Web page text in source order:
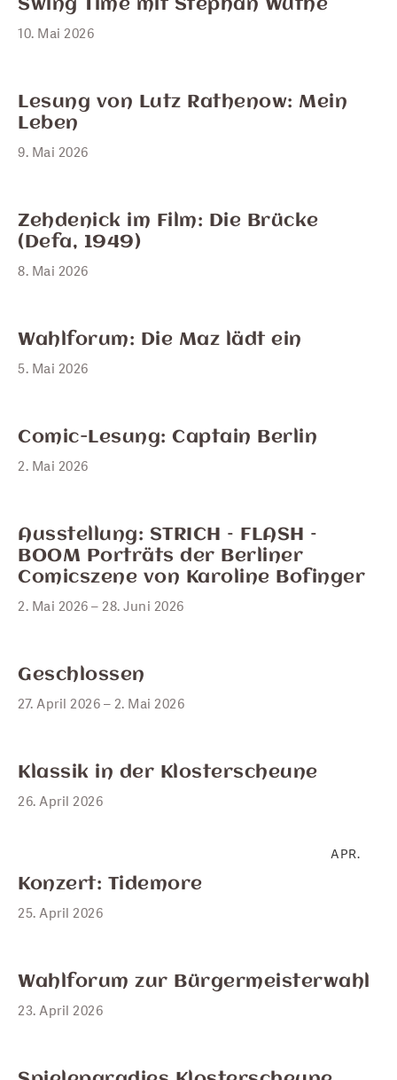
10
Swing Time mit Stephan Wuthe
10. Mai 2026
9
Lesung von Lutz Rathenow: Mein
Leben
9. Mai 2026
Zehdenick im Film: Die Brücke
(Defa, 1949)
8. Mai 2026
Wahlforum: Die Maz lädt ein
5. Mai 2026
2
Comic-Lesung: Captain Berlin
2. Mai 2026
Ausstellung: STRICH – FLASH –
BOOM Porträts der Berliner
Comicszene von Karoline Bofinger
2. Mai 2026 – 28. Juni 2026
27
Geschlossen
27. April 2026 – 2. Mai 2026
26
Klassik in der Klosterscheune
26. April 2026
APR.
Konzert: Tidemore
25. April 2026
23
Wahlforum zur Bürgermeisterwahl
23. April 2026